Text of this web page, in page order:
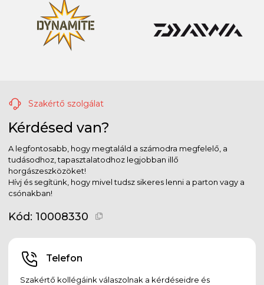
Szakértő szolgálat
Kérdésed van?
A legfontosabb, hogy megtaláld a számodra megfelelő, a
tudásodhoz, tapasztalatodhoz legjobban illő
horgászeszközöket!
Hívj és segítünk, hogy mivel tudsz sikeres lenni a parton vagy a
csónakban!
Kód: 10008330
Telefon
Szakértő kollégáink válaszolnak a kérdéseidre és